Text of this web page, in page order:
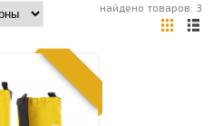
найдено товаров: 3